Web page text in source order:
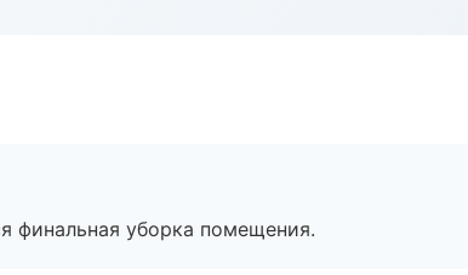
финальная уборка помещения.